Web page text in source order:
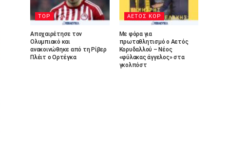
TOP
Αποχαιρέτησε τον
Ολυμπιακό και
ανακοινώθηκε από τη Ρίβερ
Πλέιτ ο Ορτέγκα
ΑΕΤΟΣ ΚΟΡ
Με φόρα για
πρωταθλητισμό ο Αετός
Κορυδαλλού – Νέος
«φύλακας άγγελος» στα
γκολπόστ